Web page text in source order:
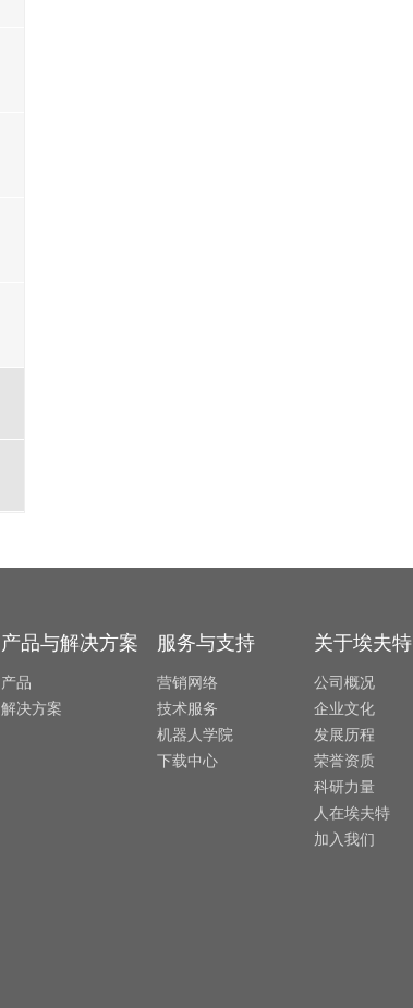
产品与解决方案
产品
解决方案
服务与支持
营销网络
技术服务
机器人学院
下载中心
关于埃夫特
公司概况
企业文化
发展历程
荣誉资质
科研力量
人在埃夫特
加入我们